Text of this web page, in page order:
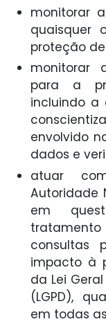
monitorar
quaisquer
proteção
monitorar
para a
incluindo a
envolvido
dados e
atuar
Autoridade
em
consultas
impacto à
da Lei
(LGPD),
em todas